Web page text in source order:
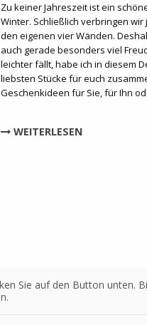
Zu keiner Jahreszeit ist ein
Winter. Schließlich verbringen
den eigenen vier Wänden.
auch gerade besonders viel
leichter fällt, habe ich in diesem
liebsten Stücke für euch
Geschenkideen für Sie, für Ihn
WEITERLESEN
Sie auf den Button